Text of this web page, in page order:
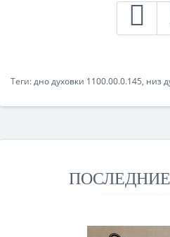
Теги:дно духовки 1100.00.0.145, низ